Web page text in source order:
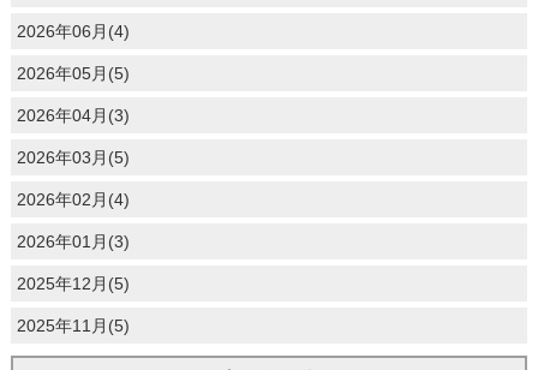
2026年06月(4)
2026年05月(5)
2026年04月(3)
2026年03月(5)
2026年02月(4)
2026年01月(3)
2025年12月(5)
2025年11月(5)